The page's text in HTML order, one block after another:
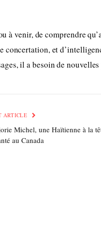
à venir, de comprendre
concertation, et
il a besoin de
ARTICLE
Michel, une Haïtienne à la
au Canada